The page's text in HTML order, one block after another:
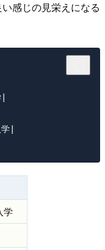
感じの見栄えになる
|
学